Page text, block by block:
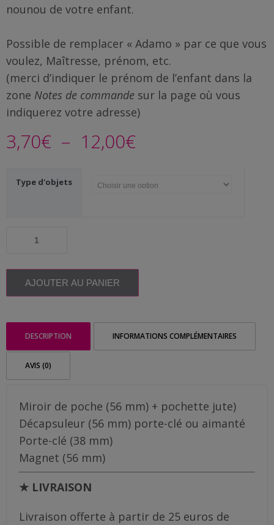
nounou de votre enfant.
Possible de remplacer « Adamo » par ce que vous
voulez, Maîtresse, prénom, etc.
(merci d’indiquer le prénom de l’enfant dans la
zone Notes de commande sur la page où vous
indiquerez votre adresse)
3,70€ – 12,00€
Type d'objets
cadeau
MaîtreAJOUTER AU PANIER
DESCRIPTION INFORMATIONS COMPLÉMENTAIRES
AVIS (0)
Miroir de poche (56 mm) + pochette jute)
Décapsuleur (56 mm) porte-clé ou aimanté
Porte-clé (38 mm)
Magnet (56 mm)
★ LIVRAISON
Livraison offerte à partir de 25 euros de
Messages
Noël
/
Fêtes
ACTU
Contact
Demande
contacter